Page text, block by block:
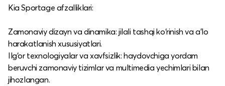
Kia Sportage afzalliklari:
Zamonaviy dizayn va dinamika: jilali tashqi ko‘rinish va a’lo
harakatlanish xususiyatlari.​
Ilg‘or texnologiyalar va xavfsizlik: haydovchiga yordam
beruvchi zamonaviy tizimlar va multimedia yechimlari bilan
jihozlangan.​